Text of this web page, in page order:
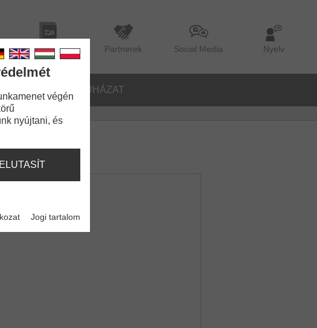
Katalógus Partnerek Social Media Nyelv
RUHÁZAT
végén
nyújtani, és
Jogi tartalom